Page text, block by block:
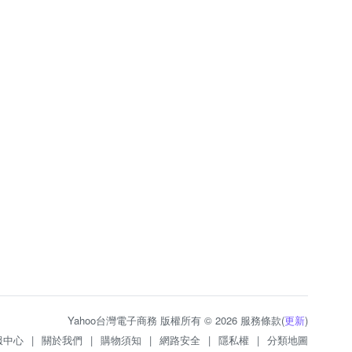
Yahoo台灣電子商務 版權所有 © 2026 服務條款(更新)
中心 | 關於我們 | 購物須知 | 網路安全 | 隱私權 | 分類地圖